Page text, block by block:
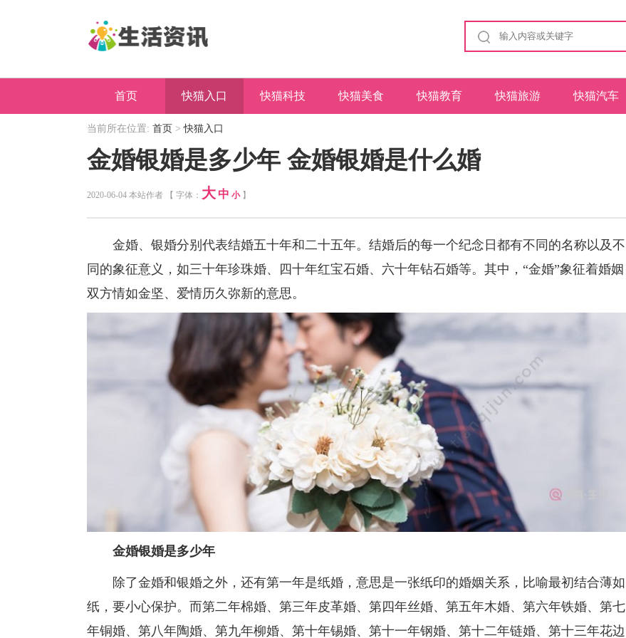
首页 快猫入口 快猫科技 快猫美食 快猫教育 快猫旅游 快猫汽车
当前所在位置: 首页 >快猫入口
金婚银婚是多少年 金婚银婚是什么婚
2020-06-04 本站作者 【 字体： 大 中 小】
金婚、银婚分别代表结婚五十年和二十五年。结婚后的每一个纪念日都有不同的名称以及不
同的象征意义，如三十年珍珠婚、四十年红宝石婚、六十年钻石婚等。其中，“金婚”象征着婚姻
双方情如金坚、爱情历久弥新的意思。
金婚银婚是多少年
除了金婚和银婚之外，还有第一年是纸婚，意思是一张纸印的婚姻关系，比喻最初结合薄如
纸，要小心保护。而第二年棉婚、第三年皮革婚、第四年丝婚、第五年木婚、第六年铁婚、第七
年铜婚、第八年陶婚、第九年柳婚、第十年锡婚、第十一年钢婚、第十二年链婚、第十三年花边